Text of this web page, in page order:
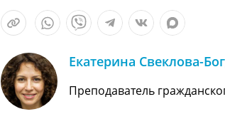
Екатерина Свеклова-
Преподаватель